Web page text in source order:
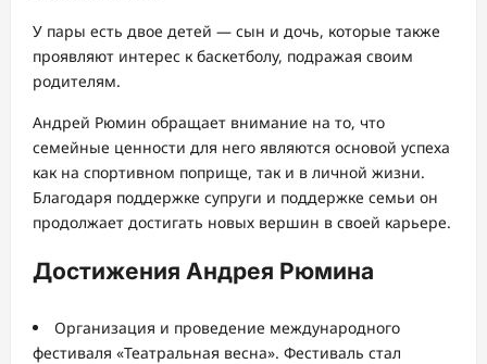
У пары есть двое детей — сын и дочь, которые также
проявляют интерес к баскетболу, подражая своим
родителям.
Андрей Рюмин обращает внимание на то, что
семейные ценности для него являются основой успеха
как на спортивном поприще, так и в личной жизни.
Благодаря поддержке супруги и поддержке семьи он
продолжает достигать новых вершин в своей карьере.
Достижения Андрея Рюмина
Организация и проведение международного
фестиваля «Театральная весна». Фестиваль стал